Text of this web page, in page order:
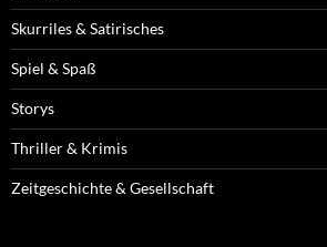
Skurriles & Satirisches
Spiel & Spaß
Storys
Thriller & Krimis
Zeitgeschichte & Gesellschaft